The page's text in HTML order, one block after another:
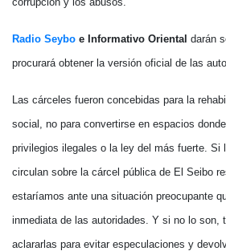
Radio Seybo e Informativo Oriental darán
procurará obtener la versión oficial de las
Las cárceles fueron concebidas para la
social, no para convertirse en espacios
privilegios ilegales o la ley del más fuerte. Si
circulan sobre la cárcel pública de El Seibo
estaríamos ante una situación preocupante
inmediata de las autoridades. Y si no lo son,
aclararlas para evitar especulaciones y